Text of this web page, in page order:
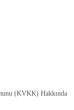
(KVKK) Hakkında